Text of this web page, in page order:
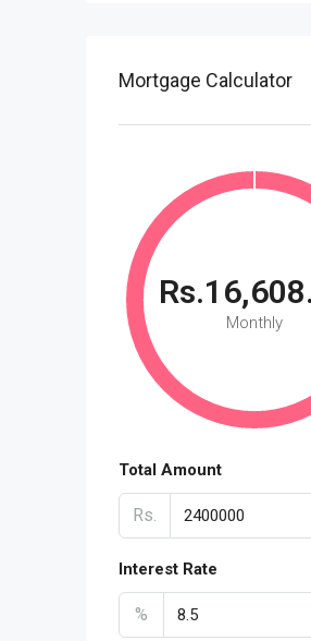
Mortgage Calculator
Monthly
Total Amount
Rs.
Interest Rate
%